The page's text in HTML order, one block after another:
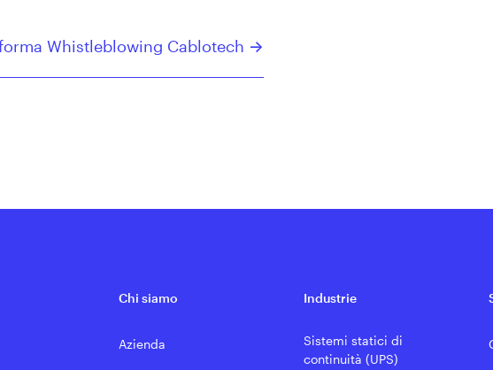
Whistleblowing Cablotech ->
Chi siamo
Azienda
Industrie
Sistemi statici di
continuità (UPS)